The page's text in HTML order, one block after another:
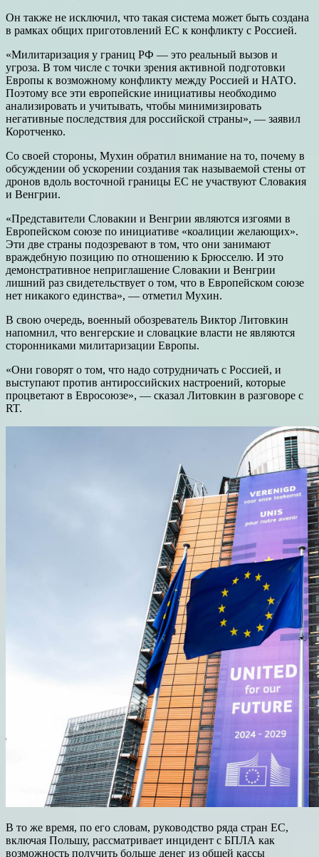
Он также не исключил, что такая система может быть создана
в рамках общих приготовлений ЕС к конфликту с Россией.
«Милитаризация у границ РФ — это реальный вызов и
угроза. В том числе с точки зрения активной подготовки
Европы к возможному конфликту между Россией и НАТО.
Поэтому все эти европейские инициативы необходимо
анализировать и учитывать, чтобы минимизировать
негативные последствия для российской страны», — заявил
Коротченко.
Со своей стороны, Мухин обратил внимание на то, почему в
обсуждении об ускорении создания так называемой стены от
дронов вдоль восточной границы ЕС не участвуют Словакия
и Венгрии.
«Представители Словакии и Венгрии являются изгоями в
Европейском союзе по инициативе «коалиции желающих».
Эти две страны подозревают в том, что они занимают
враждебную позицию по отношению к Брюсселю. И это
демонстративное неприглашение Словакии и Венгрии
лишний раз свидетельствует о том, что в Европейском союзе
нет никакого единства», — отметил Мухин.
В свою очередь, военный обозреватель Виктор Литовкин
напомнил, что венгерские и словацкие власти не являются
сторонниками милитаризации Европы.
«Они говорят о том, что надо сотрудничать с Россией, и
выступают против антироссийских настроений, которые
процветают в Евросоюзе», — сказал Литовкин в разговоре с
RT.
В то же время, по его словам, руководство ряда стран ЕС,
включая Польшу, рассматривает инцидент с БПЛА как
возможность получить больше денег из общей кассы